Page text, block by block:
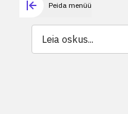
Peida menüü